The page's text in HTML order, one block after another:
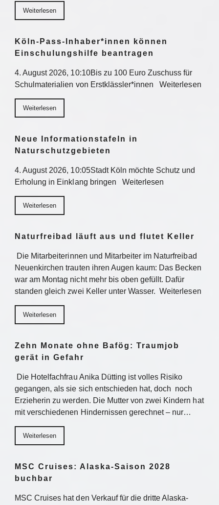
Weiterlesen
Köln-Pass-Inhaber*innen können
Einschulungshilfe beantragen
4. August 2026, 10:10Bis zu 100 Euro Zuschuss für
Schulmaterialien von Erstklässler*innen Weiterlesen
Weiterlesen
Neue Informationstafeln in
Naturschutzgebieten
4. August 2026, 10:05Stadt Köln möchte Schutz und
Erholung in Einklang bringen Weiterlesen
Weiterlesen
Naturfreibad läuft aus und flutet Keller
Die Mitarbeiterinnen und Mitarbeiter im Naturfreibad
Neuenkirchen trauten ihren Augen kaum: Das Becken
war am Montag nicht mehr bis oben gefüllt. Dafür
standen gleich zwei Keller unter Wasser. Weiterlesen
Weiterlesen
Zehn Monate ohne Bafög: Traumjob
gerät in Gefahr
Die Hotelfachfrau Anika Dütting ist volles Risiko
gegangen, als sie sich entschieden hat, doch noch
Erzieherin zu werden. Die Mutter von zwei Kindern hat
mit verschiedenen Hindernissen gerechnet – nur…
Weiterlesen
MSC Cruises: Alaska-Saison 2028
buchbar
MSC Cruises hat den Verkauf für die dritte Alaska-